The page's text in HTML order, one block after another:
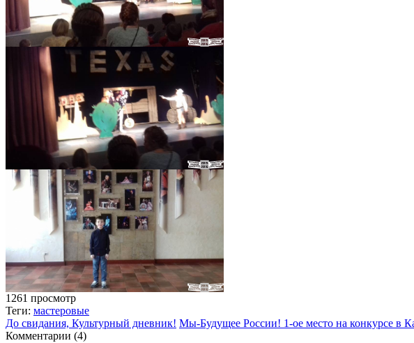
1261 просмотр
Теги: мастеровые
До свидания, Культурный дневник! Мы-Будущее России! 1-ое место на конкурсе в
Комментарии (4)